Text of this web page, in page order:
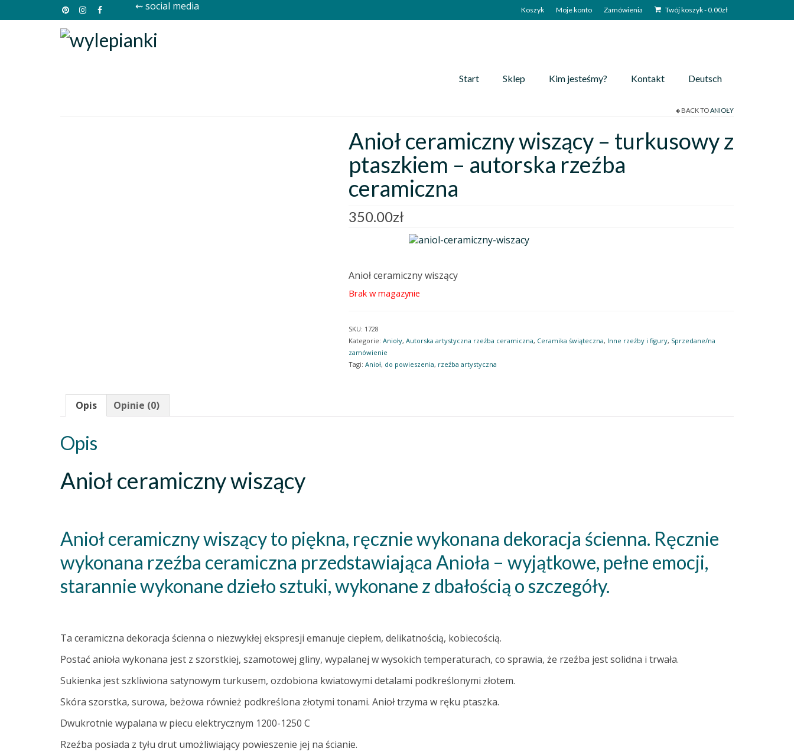
Koszyk Moje konto Zamówienia Twój koszyk-0.00zł
⇜ social media
Start Sklep Kim jesteśmy? Kontakt Deutsch
BACK TOANIOŁY
Anioł ceramiczny wiszący – turkusowy z
ptaszkiem – autorska rzeźba
ceramiczna
350.00zł
Anioł ceramiczny wiszący
Brak w magazynie
SKU: 1728
Kategorie: Anioły, Autorska artystyczna rzeźba ceramiczna, Ceramika świąteczna, Inne rzeźby i figury, Sprzedane/na
zamówienie
Tagi: Anioł, do powieszenia, rzeźba artystyczna
Opis Opinie (0)
Opis
Anioł ceramiczny wiszący
Anioł ceramiczny wiszący to piękna, ręcznie wykonana dekoracja ścienna. Ręcznie
wykonana rzeźba ceramiczna przedstawiająca Anioła – wyjątkowe, pełne emocji,
starannie wykonane dzieło sztuki, wykonane z dbałością o szczegóły.
Ta ceramiczna dekoracja ścienna o niezwykłej ekspresji emanuje ciepłem, delikatnością, kobiecością.
Postać anioła wykonana jest z szorstkiej, szamotowej gliny, wypalanej w wysokich temperaturach, co sprawia, że ​​rzeźba jest solidna i trwała.
Sukienka jest szkliwiona satynowym turkusem, ozdobiona kwiatowymi detalami podkreślonymi złotem.
Skóra szorstka, surowa, beżowa również podkreślona złotymi tonami. Anioł trzyma w ręku ptaszka.
Dwukrotnie wypalana w piecu elektrycznym 1200-1250 C
Rzeźba posiada z tyłu drut umożliwiający powieszenie jej na ścianie.